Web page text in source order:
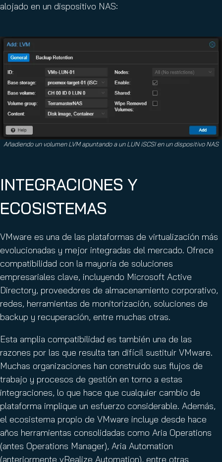
alojado en un dispositivo NAS:
Añadiendo un volumen LVM apuntando a un LUN iSCSI en un dispositivo NAS
INTEGRACIONES Y
ECOSISTEMAS
VMware es una de las plataformas de virtualización más
evolucionadas y mejor integradas del mercado. Ofrece
compatibilidad con la mayoría de soluciones
empresariales clave, incluyendo Microsoft Active
Directory, proveedores de almacenamiento corporativo,
redes, herramientas de monitorización, soluciones de
backup y recuperación, entre muchas otras.
Esta amplia compatibilidad es también una de las
razones por las que resulta tan difícil sustituir VMware.
Muchas organizaciones han construido sus flujos de
trabajo y procesos de gestión en torno a estas
integraciones, lo que hace que cualquier cambio de
plataforma implique un esfuerzo considerable. Además,
el ecosistema propio de VMware incluye desde hace
años herramientas consolidadas como Aria Operations
(antes Operations Manager), Aria Automation
(anteriormente vRealize Automation), entre otras